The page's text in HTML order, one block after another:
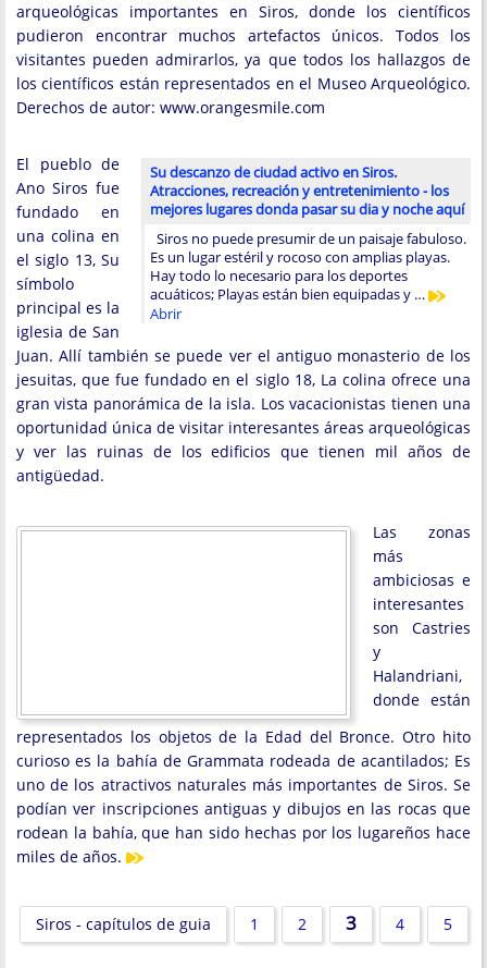
arqueológicas importantes en Siros, donde los científicos
pudieron encontrar muchos artefactos únicos. Todos los
visitantes pueden admirarlos, ya que todos los hallazgos de
los científicos están representados en el Museo Arqueológico.
Derechos de autor: www.orangesmile.com
Su descanzo de ciudad activo en Siros.
Atracciones, recreación y entretenimiento - los
mejores lugares donda pasar su dia y noche aquí
Siros no puede presumir de un paisaje fabuloso.
Es un lugar estéril y rocoso con amplias playas.
Hay todo lo necesario para los deportes
acuáticos; Playas están bien equipadas y …
Abrir
El pueblo de
Ano Siros fue
fundado en
una colina en
el siglo 13, Su
símbolo
principal es la
iglesia de San
Juan. Allí también se puede ver el antiguo monasterio de los
jesuitas, que fue fundado en el siglo 18, La colina ofrece una
gran vista panorámica de la isla. Los vacacionistas tienen una
oportunidad única de visitar interesantes áreas arqueológicas
y ver las ruinas de los edificios que tienen mil años de
antigüedad.
Las zonas
más
ambiciosas e
interesantes
son Castries
y
Halandriani,
donde están
representados los objetos de la Edad del Bronce. Otro hito
curioso es la bahía de Grammata rodeada de acantilados; Es
uno de los atractivos naturales más importantes de Siros. Se
podían ver inscripciones antiguas y dibujos en las rocas que
rodean la bahía, que han sido hechas por los lugareños hace
miles de años.
Siros - capítulos de guia 1 2 3 4 5